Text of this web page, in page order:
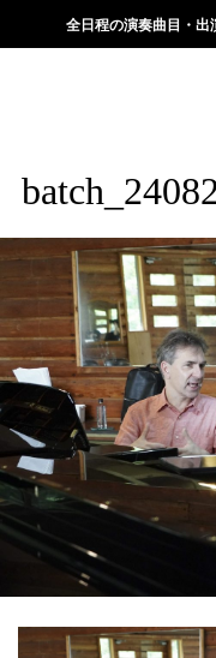
全日程の演奏曲目・出